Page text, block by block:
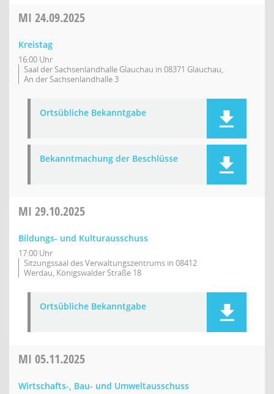
MI 24.09.2025
Kreistag
16:00 Uhr
Saal der Sachsenlandhalle Glauchau in 08371 Glauchau,
An der Sachsenlandhalle 3
Ortsübliche Bekanntgabe
Bekanntmachung der Beschlüsse
MI 29.10.2025
Bildungs- und Kulturausschuss
17:00 Uhr
Sitzungssaal des Verwaltungszentrums in 08412
Werdau, Königswalder Straße 18
Ortsübliche Bekanntgabe
MI 05.11.2025
Wirtschafts-, Bau- und Umweltausschuss